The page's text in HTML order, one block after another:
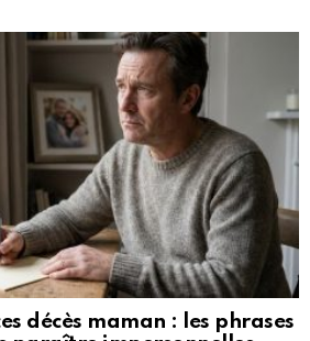
décès maman : les phrases